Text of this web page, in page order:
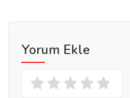
Yorum Ekle